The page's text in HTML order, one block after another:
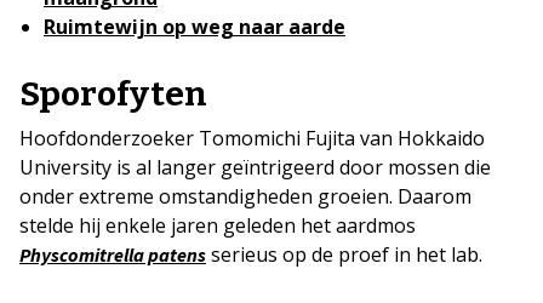
Ruimtewijn op weg naar aarde
Sporofyten
Hoofdonderzoeker Tomomichi Fujita van Hokkaido
University is al langer geïntrigeerd door mossen die
onder extreme omstandigheden groeien. Daarom
stelde hij enkele jaren geleden het aardmos
Physcomitrella patens serieus op de proef in het lab.